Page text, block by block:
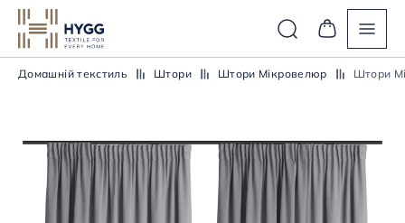
Домашній текстиль Штори Штори Мікровелюр Штори